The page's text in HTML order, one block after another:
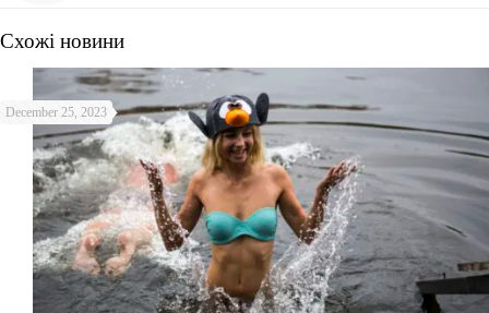
Схожі новини
December 25, 2023